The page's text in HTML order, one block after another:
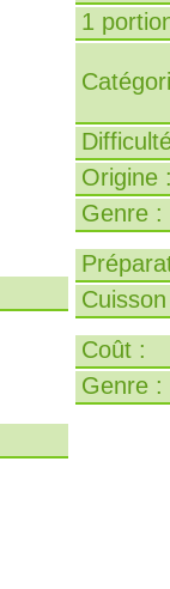
1
Origine
Genre :
Coût :
Genre :